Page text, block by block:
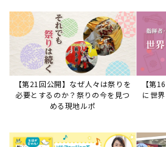
指導の教科書』
ード活用術